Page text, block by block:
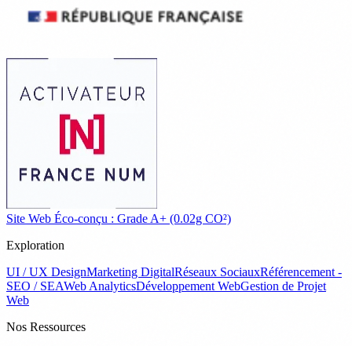
Site Web Éco-conçu : Grade A+ (0.02g CO²)
Exploration
UI / UX DesignMarketing DigitalRéseaux SociauxRéférencement -
SEO / SEAWeb AnalyticsDéveloppement WebGestion de Projet
Web
Nos Ressources